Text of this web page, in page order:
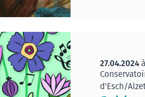
27.04.2024à
d'Esch/